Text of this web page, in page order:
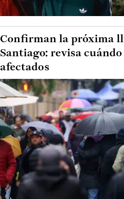
Confirman la próxima
Santiago: revisa
afectados